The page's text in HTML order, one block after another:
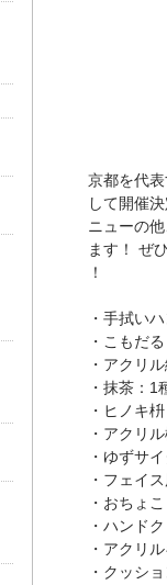
京都を代
して開催
ニューの
ます！ ぜ
！
・⼿拭い
・こもだ
・アクリ
・抹茶：1
・ヒノキ
・アクリ
・ゆずサ
・フェイ
・おちょ
・ハンド
・アクリ
・クッシ